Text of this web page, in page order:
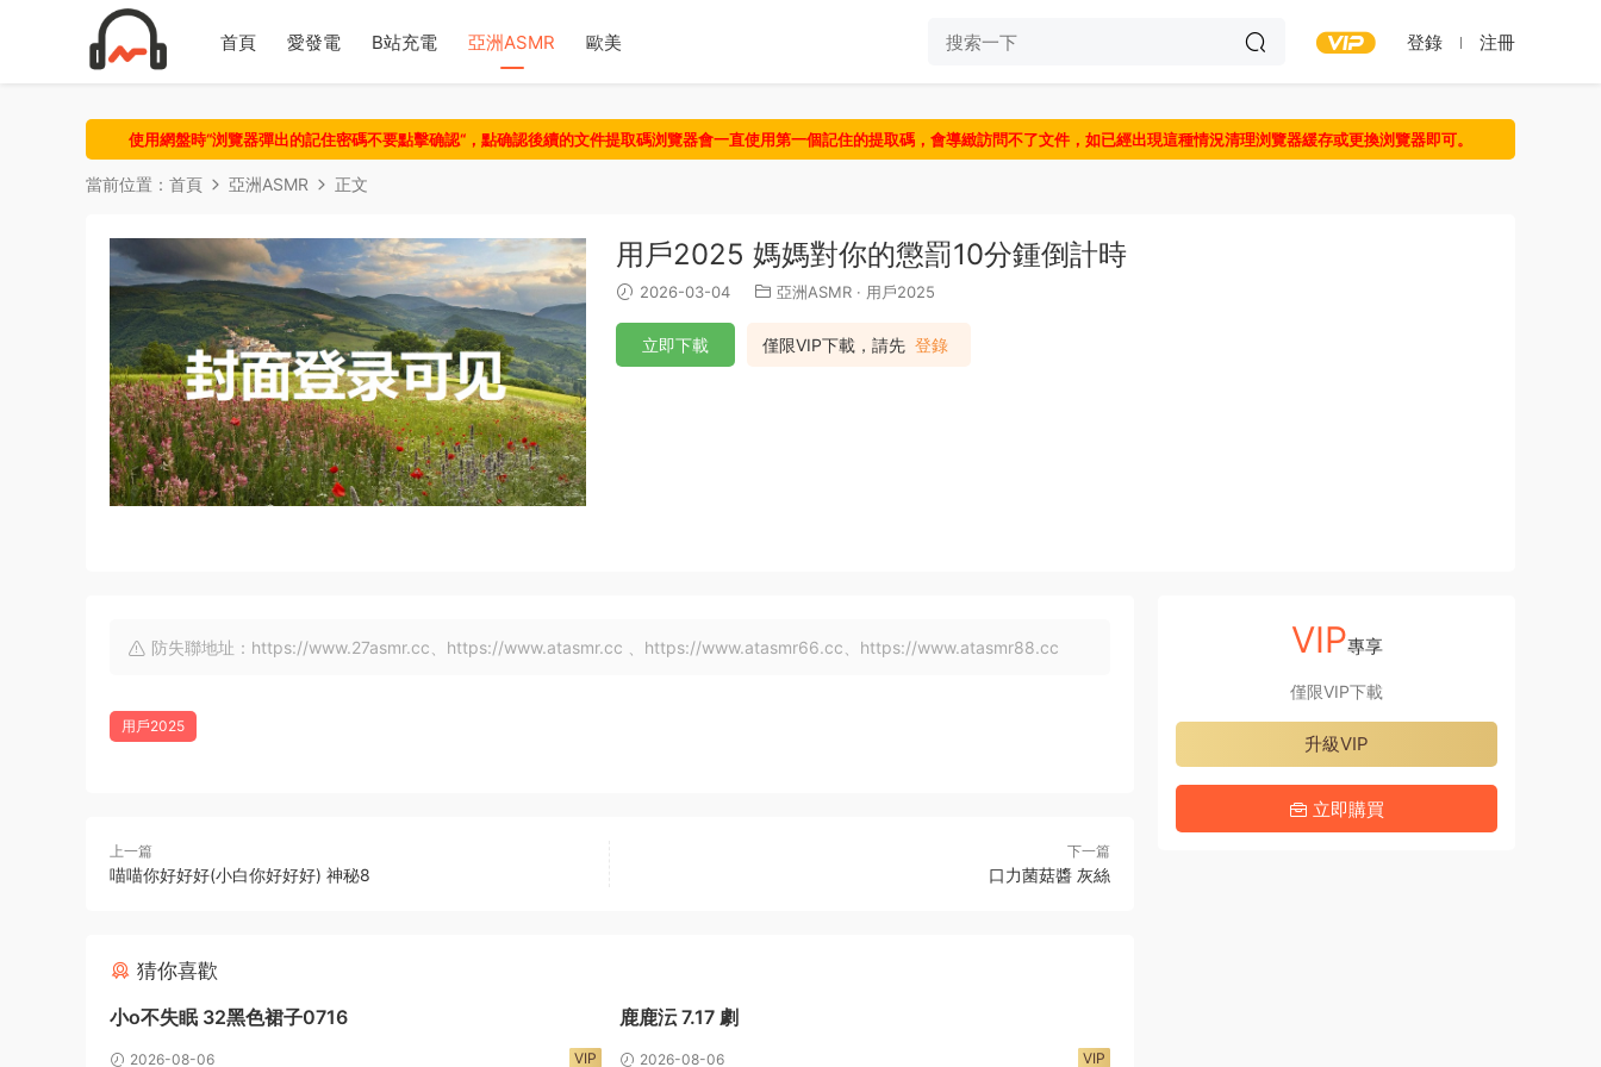
首頁 愛發電 B站充電 亞洲ASMR 歐美 登錄 注冊
使用網盤時“浏覽器彈出的記住密碼不要點擊确認“，點确認後續的文件提取碼浏覽器會一直使用第一個記住的提取碼，會導緻訪問不了文件，如已經出現這種情況清理浏覽器緩存或更換浏覽器即可。
當前位置： 首頁 亞洲ASMR 正文
用戶2025 媽媽對你的懲罰10分鍾倒計時
2026-03-04 亞洲ASMR · 用戶2025
僅限VIP下載，請先 登錄
立即下載
防失聯地址：https://www.27asmr.cc、https://www.atasmr.cc 、https://www.atasmr66.cc、https://www.atasmr88.cc
用戶2025
上一篇
喵喵你好好好(小白你好好好) 神秘8
下一篇
口力菌菇醬 灰絲
猜你喜歡
小o不失眠 32黑色裙子0716
2026-08-06 VIP
鹿鹿沄 7.17 劇
2026-08-06 VIP
VIP專享
僅限VIP下載
升級VIP
立即購買